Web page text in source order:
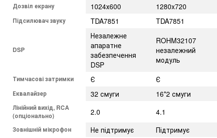
Дозвіл екрану 1024х600 1280x720
Підсилювач звуку TDA7851 TDA7851
DSP
Незалежне
апаратне
забезпечення
DSP
ROHM32107
незалежний
модуль
Тимчасові затримки Є Є
Еквалайзер 32 смуги 16*2 смуги
Лінійний вихід, RCA
(опціонально)
2.0 4.1
Зовнішній мікрофон Не підтримує Підтримує